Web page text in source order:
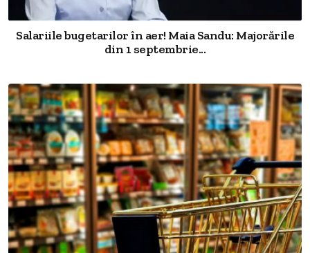
Salariile bugetarilor în aer! Maia Sandu: Majorările
din 1 septembrie...